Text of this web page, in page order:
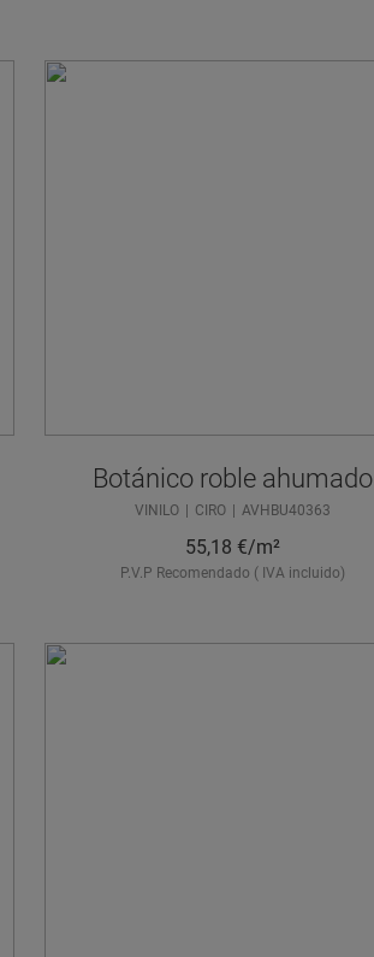
Botánico roble ahumado
VINILO CIRO AVHBU40363
55,18 €/m²
P.V.P Recomendado ( IVA incluido)